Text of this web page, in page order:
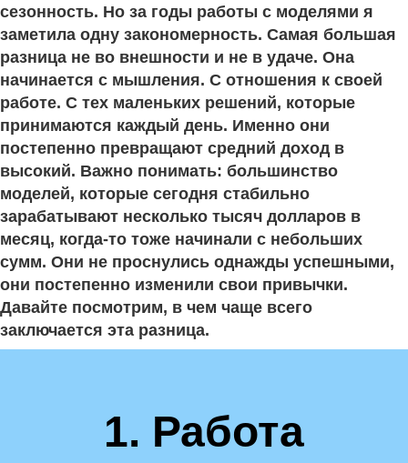
сезонность. Но за годы работы с моделями я
заметила одну закономерность. Самая большая
разница не во внешности и не в удаче. Она
начинается с мышления. С отношения к своей
работе. С тех маленьких решений, которые
принимаются каждый день. Именно они
постепенно превращают средний доход в
высокий. Важно понимать: большинство
моделей, которые сегодня стабильно
зарабатывают несколько тысяч долларов в
месяц, когда-то тоже начинали с небольших
сумм. Они не проснулись однажды успешными,
они постепенно изменили свои привычки.
Давайте посмотрим, в чем чаще всего
заключается эта разница.
1. Работа